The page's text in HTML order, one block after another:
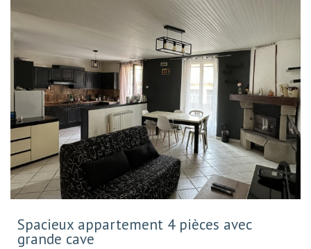
Spacieux appartement 4 pièces avec
grande cave